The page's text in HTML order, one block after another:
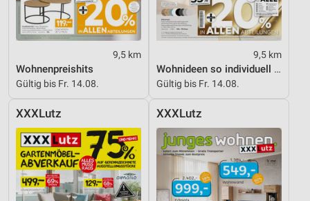
9,5 km
Wohnenpreishits
Gültig bis Fr. 14.08.
9,5 km
Wohnideen so individuell wie du!
Gültig bis Fr. 14.08.
XXXLutz XXXLutz
Notwendig
Performance
Funktional
Werbung